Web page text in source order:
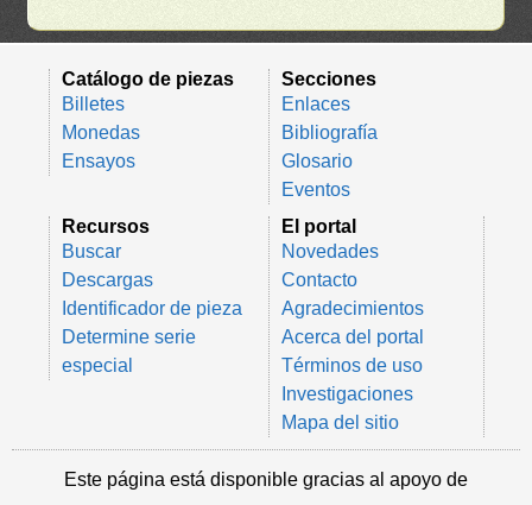
Catálogo de piezas
Billetes
Monedas
Ensayos
Secciones
Enlaces
Bibliografía
Glosario
Eventos
Recursos
Buscar
Descargas
Identificador de pieza
Determine serie
especial
El portal
Novedades
Contacto
Agradecimientos
Acerca del portal
Términos de uso
Investigaciones
Mapa del sitio
Este página está disponible gracias al apoyo de